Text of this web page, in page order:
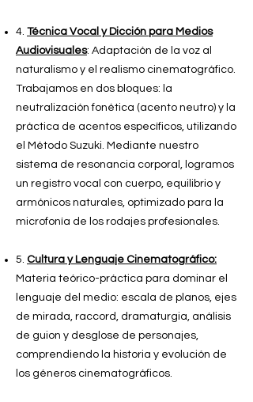
4. Técnica Vocal y Dicción para Medios
Audiovisuales: Adaptación de la voz al
naturalismo y el realismo cinematográfico.
Trabajamos en dos bloques: la
neutralización fonética (acento neutro) y la
práctica de acentos específicos, utilizando
el Método Suzuki. Mediante nuestro
sistema de resonancia corporal, logramos
un registro vocal con cuerpo, equilibrio y
armónicos naturales, optimizado para la
microfonía de los rodajes profesionales.
5. Cultura y Lenguaje Cinematográfico:
Materia teórico-práctica para dominar el
lenguaje del medio: escala de planos, ejes
de mirada, raccord, dramaturgia, análisis
de guion y desglose de personajes,
comprendiendo la historia y evolución de
los géneros cinematográficos.